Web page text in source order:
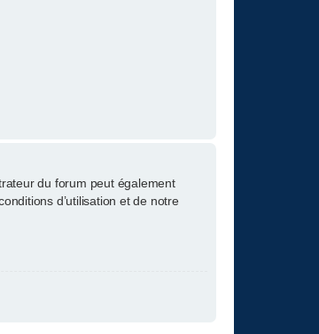
du forum peut également
d’utilisation et de notre